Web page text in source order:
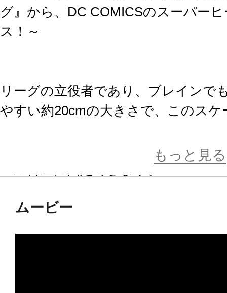
グ』から、DC COMICSのスーパー
ス！～
リーグの立役者であり、ブレインで
やすい約20cmの大きさで、このス
足裏にはマグネットが内蔵され、映
コトブキヤよりお届けする高品質と
もっと見る
ムービー